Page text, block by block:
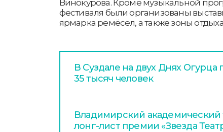
Винокурова. Кроме музыкальной
фестиваля были организованы
ярмарка ремёсел, а также зоны
В Суздале на двух Днях
35 тысяч человек
Владимирский академический
лонг-лист премии «Звезда